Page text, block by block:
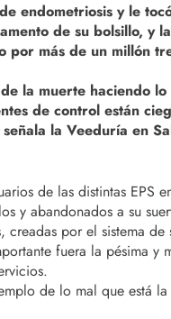
endometriosis y le
de su bolsillo, y
por más de un millón
la muerte haciendo lo
de control están
la Veeduría en
de las distintas EPS
y abandonados a su
creadas por el sistema de
fuera la pésima y
de lo mal que está